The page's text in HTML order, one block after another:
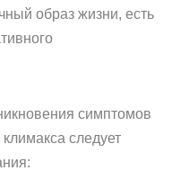
образ жизни, есть
симптомов
следует